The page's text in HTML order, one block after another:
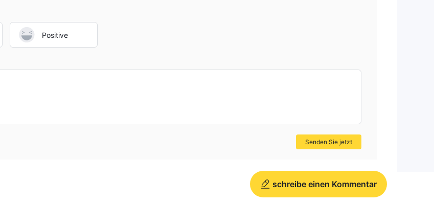
Positive
Senden Sie jetzt
schreibe einen Kommentar